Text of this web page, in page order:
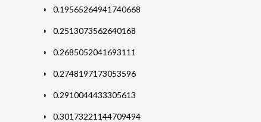
0.19565264941740668
0.2513073562640168
0.2685052041693111
0.2748197173053596
0.2910044433305613
0.30173221144709494